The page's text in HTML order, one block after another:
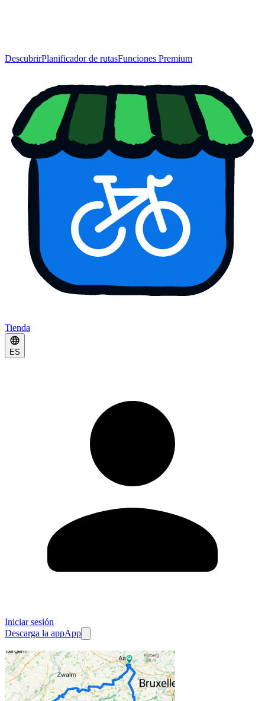
DescubrirPlanificador de rutasFunciones Premium
Tienda
ES
Iniciar sesión
Descarga la appApp